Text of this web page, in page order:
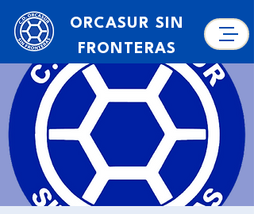
ORCASUR SIN
FRONTERAS